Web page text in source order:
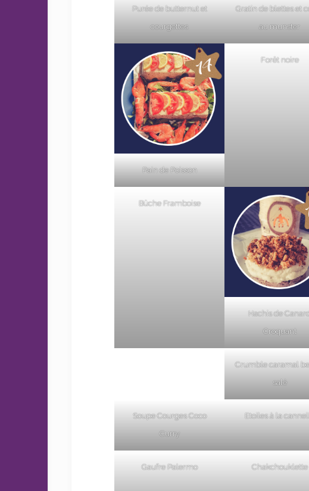
Purée de butternut et
courgettes
Gratin de blettes et
au munster
Pain de Poisson
Forêt noire
Bûche Framboise
Hachis de Canard
Croquant
Crumble caramal
salé
Soupe Courges Coco
Curry
Etoiles à la
Gaufre Palermo Chakchouklette